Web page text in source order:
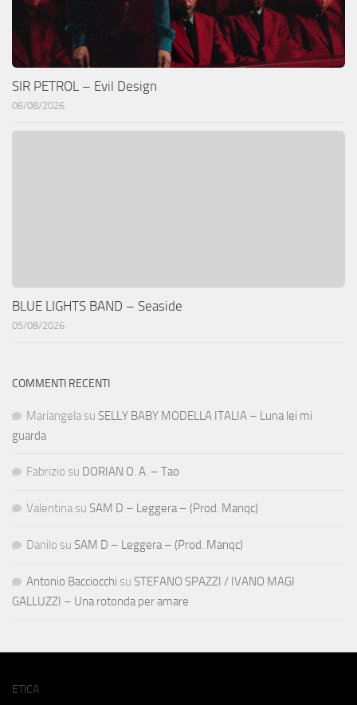
SIR PETROL – Evil Design
06/08/2026
BLUE LIGHTS BAND – Seaside
05/08/2026
COMMENTI RECENTI
Mariangela su SELLY BABY MODELLA ITALIA – Luna lei mi
guarda
Fabrizio su DORIAN O. A. – Tao
Valentina su SAM D – Leggera – (Prod. Manqc)
Danilo su SAM D – Leggera – (Prod. Manqc)
Antonio Bacciocchi su STEFANO SPAZZI / IVANO MAGI
GALLUZZI – Una rotonda per amare
ETICA